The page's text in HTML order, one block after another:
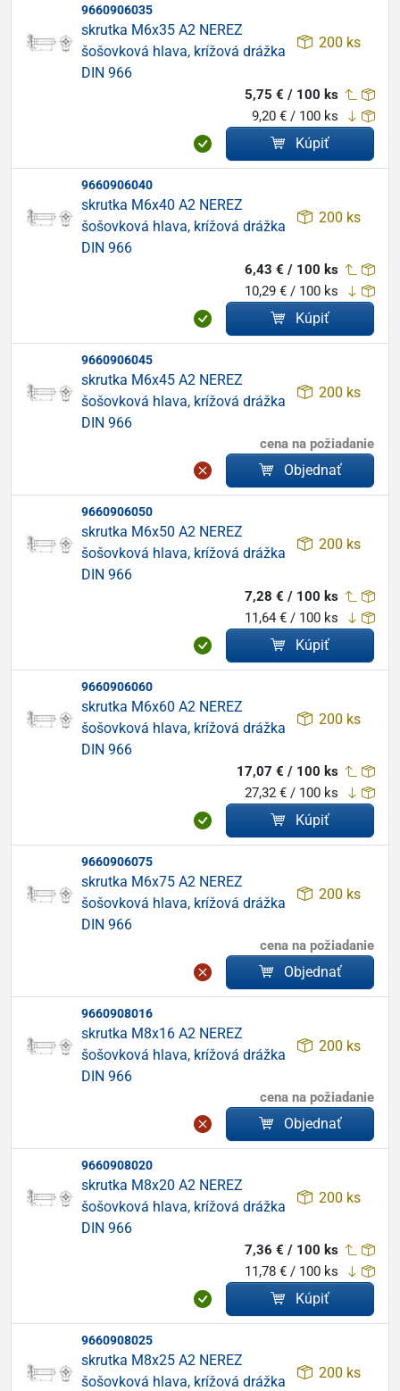
9660906035
skrutka M6x35 A2 NEREZ
šošovková hlava, krížová drážka
DIN 966
200 ks
5,75 € / 100 ks
9,20 € / 100 ks
Kúpiť
9660906040
skrutka M6x40 A2 NEREZ
šošovková hlava, krížová drážka
DIN 966
200 ks
6,43 € / 100 ks
10,29 € / 100 ks
Kúpiť
9660906045
skrutka M6x45 A2 NEREZ
šošovková hlava, krížová drážka
DIN 966
200 ks
cena na požiadanie
Objednať
9660906050
skrutka M6x50 A2 NEREZ
šošovková hlava, krížová drážka
DIN 966
200 ks
7,28 € / 100 ks
11,64 € / 100 ks
Kúpiť
9660906060
skrutka M6x60 A2 NEREZ
šošovková hlava, krížová drážka
DIN 966
200 ks
17,07 € / 100 ks
27,32 € / 100 ks
Kúpiť
9660906075
skrutka M6x75 A2 NEREZ
šošovková hlava, krížová drážka
DIN 966
200 ks
cena na požiadanie
Objednať
9660908016
skrutka M8x16 A2 NEREZ
šošovková hlava, krížová drážka
DIN 966
200 ks
cena na požiadanie
Objednať
9660908020
skrutka M8x20 A2 NEREZ
šošovková hlava, krížová drážka
DIN 966
200 ks
7,36 € / 100 ks
11,78 € / 100 ks
Kúpiť
9660908025
skrutka M8x25 A2 NEREZ
šošovková hlava, krížová drážka
200 ks